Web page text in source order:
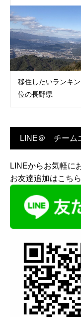
移住したいランキ
位の長野県
LINE＠ チーム
LINEからお気軽に
お友達追加はこち